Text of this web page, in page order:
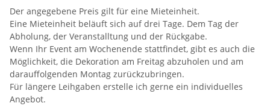
Der angegebene Preis gilt für eine Mieteinheit.
Eine Mieteinheit beläuft sich auf drei Tage. Dem Tag der
Abholung, der Veranstalltung und der Rückgabe.
Wenn Ihr Event am Wochenende stattfindet, gibt es auch die
Möglichkeit, die Dekoration am Freitag abzuholen und am
darauffolgenden Montag zurückzubringen.
Für längere Leihgaben erstelle ich gerne ein individuelles
Angebot.